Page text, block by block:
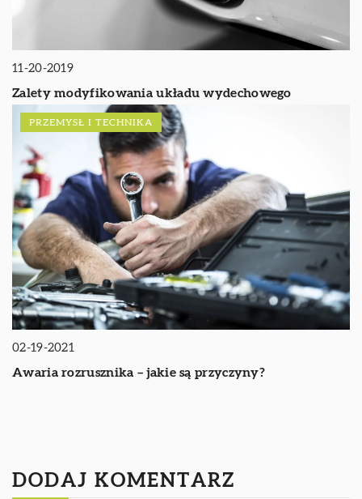
11-20-2019
Zalety modyfikowania układu wydechowego
PRZEMYSŁ I TECHNIKA
02-19-2021
Awaria rozrusznika – jakie są przyczyny?
DODAJ KOMENTARZ